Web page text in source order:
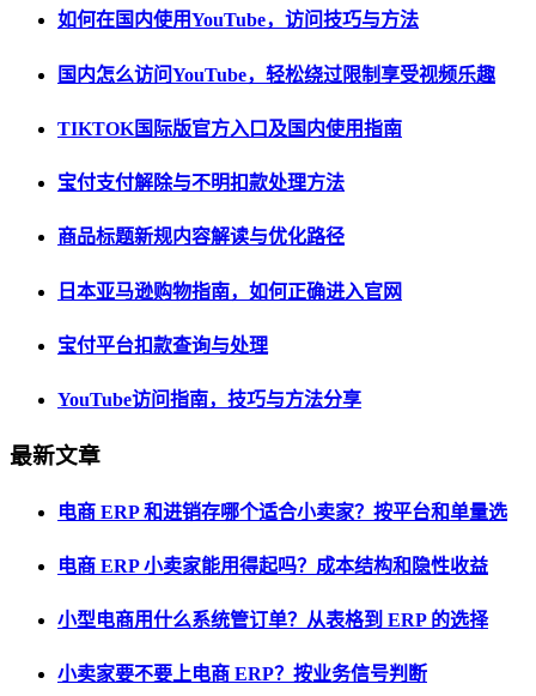
如何在国内使用YouTube，访问技巧与方法
国内怎么访问YouTube，轻松绕过限制享受视频乐趣
TIKTOK国际版官方入口及国内使用指南
宝付支付解除与不明扣款处理方法
商品标题新规内容解读与优化路径
日本亚马逊购物指南，如何正确进入官网
宝付平台扣款查询与处理
YouTube访问指南，技巧与方法分享
最新文章
电商 ERP 和进销存哪个适合小卖家？按平台和单量选
电商 ERP 小卖家能用得起吗？成本结构和隐性收益
小型电商用什么系统管订单？从表格到 ERP 的选择
小卖家要不要上电商 ERP？按业务信号判断